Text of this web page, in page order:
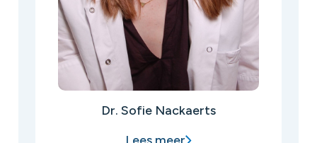
Dr. Sofie Nackaerts